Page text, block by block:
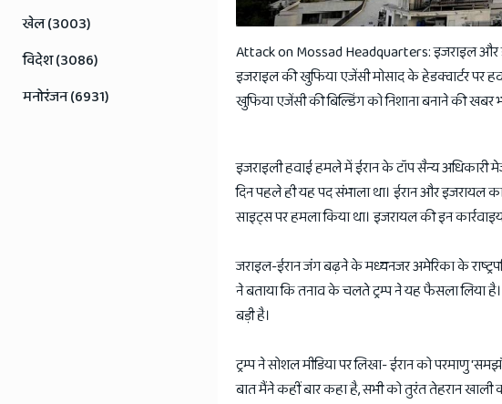
Attack on Mossad Headquarters: इजराइल और
इजराइल की खुफिया एजेंसी मोसाद के हेडक्वार्टर पर
खुफिया एजेंसी की बिल्डिंग को निशाना बनाने की खबर
इजराइली हवाई हमले में ईरान के टॉप सैन्य अधिकारी
दिन पहले ही यह पद संभाला था। ईरान और इजरायल
साइट्स पर हमला किया था। इजरायल की इन
जराइल-ईरान जंग बढ़ने के मध्यनजर अमेरिका के
ने बताया कि तनाव के चलते ट्रम्प ने यह फैसला लिया
बड़ी है।
ट्रम्प ने सोशल मीडिया पर लिखा- ईरान को परमाणु
बात मैंने कहीं बार कहा है, सभी को तुरंत तेहरान खाली
खेल (3003)
विदेश (3086)
मनोरंजन (6931)